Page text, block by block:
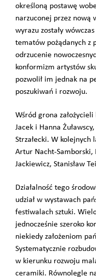
określoną postawę
narzuconej przez nową
wyrazu zostały
tematów pożądanych z
odrzucenie
konformizm artystów
pozwolił im jednak na
poszukiwań i rozwoju.
Wśród grona
Jacek i Hanna
Strzałecki. W
Artur Nacht-Samborski,
Jackiewicz, Stanisław
Działalność tego
udział w wystawach
festiwalach sztuki.
jednocześnie szeroko
niekiedy założeniom
Systematycznie
w kierunku rozwoju
ceramiki. Równolegle